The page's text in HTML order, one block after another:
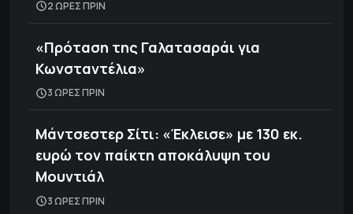
2 ΩΡΕΣ ΠΡΙΝ
«Πρόταση της Γαλατασαράι για
Κωνσταντέλια»
3 ΩΡΕΣ ΠΡΙΝ
Μάντσεστερ Σίτι: «Έκλεισε» με 130 εκ.
ευρώ τον παίκτη αποκάλυψη του
Μουντιάλ
3 ΩΡΕΣ ΠΡΙΝ